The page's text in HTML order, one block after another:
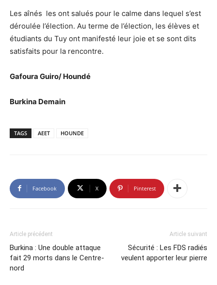
Les aînés les ont salués pour le calme dans lequel s’est
déroulée l’élection. Au terme de l’élection, les élèves et
étudiants du Tuy ont manifesté leur joie et se sont dits
satisfaits pour la rencontre.
Gafoura Guiro/ Houndé
Burkina Demain
TAGS AEET HOUNDE
Facebook X Pinterest
Article précédent
Burkina : Une double attaque
fait 29 morts dans le Centre-
nord
Article suivant
Sécurité : Les FDS radiés
veulent apporter leur pierre